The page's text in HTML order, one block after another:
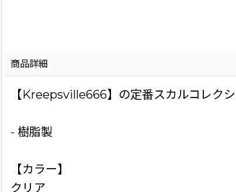
商品詳細
【Kreepsville666】の定番スカルコレク
- 樹脂製
【カラー】
クリア